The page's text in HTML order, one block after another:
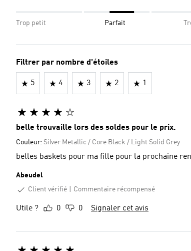
Trop petit Parfait
Filtrer par nombre d'étoiles
5 4 3 2 1
belle trouvaille lors des soldes pour le prix.
Couleur: Silver Metallic / Core Black / Light Solid Grey
belles baskets pour ma fille pour la prochaine
Abeudel
Client vérifié
Commentaire récompensé
Utile ? 0 0 Signaler cet avis